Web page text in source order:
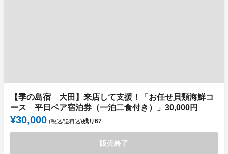
【季の島宿 大田】来店して支援！「お任せ貝類海鮮コ
ース 平日ペア宿泊券（一泊二食付き）」30,000円
¥30,000 (税込/送料込)残り67
販売終了